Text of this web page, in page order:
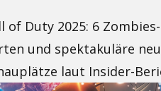
of Duty 2025: 6 Zombies-
und spektakuläre
laut Insider-